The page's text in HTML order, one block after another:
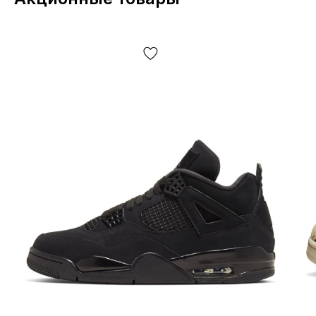
универсальность в стиле и сценариях использования.
36 до 46. Модель рассчитана на весну-лето,
более собранным образом без лишних акцентов.
Jordan 4 Retro Black Cat — это практичная пара на
каждый день: комфортная посадка, долговечные
материалы и лаконичный дизайн. По впечатлениям
пользователей, именно спокойная расцветка и
удобство при длительных прогулках делают Jordan 4
RM «Black Cat» удачным выбором для тех, кто хочет
одну пару, подходящую под разные задачи и темп